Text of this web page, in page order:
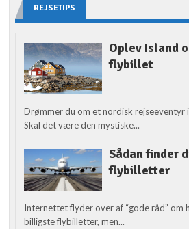
REJSETIPS
Oplev Island
flybillet
Drømmer du om et nordisk rejseeventyr
Skal det være den mystiske...
Sådan finder
flybilletter
Internettet flyder over af “gode råd” om
billigste flybilletter, men...